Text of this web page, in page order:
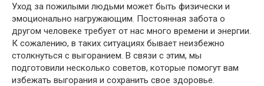
Уход за пожилыми людьми может быть физически и
эмоционально нагружающим. Постоянная забота о
другом человеке требует от нас много времени и энергии.
К сожалению, в таких ситуациях бывает неизбежно
столкнуться с выгоранием. В связи с этим, мы
подготовили несколько советов, которые помогут вам
избежать выгорания и сохранить свое здоровье.